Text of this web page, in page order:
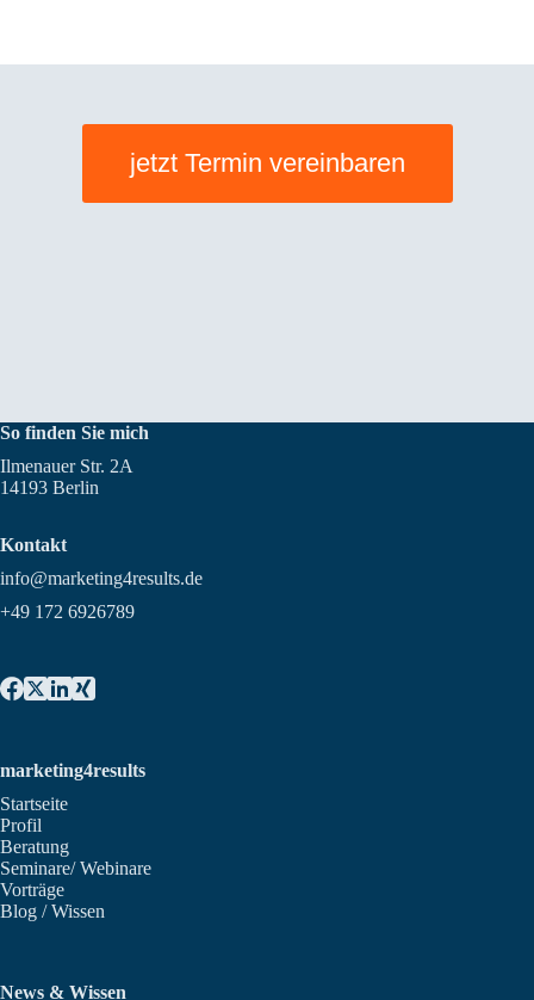
jetzt Termin vereinbaren
So finden Sie mich
Ilmenauer Str. 2A
14193 Berlin
Kontakt
info@marketing4results.de
+49 172 6926789
marketing4results
Startseite
Profil
Beratung
Seminare/ Webinare
Vorträge
Blog / Wissen
News & Wissen